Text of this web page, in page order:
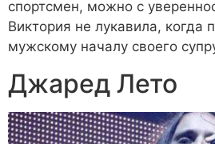
спортсмен, можно с
Виктория не лукавила, когда
мужскому началу своего
Джаред Лето